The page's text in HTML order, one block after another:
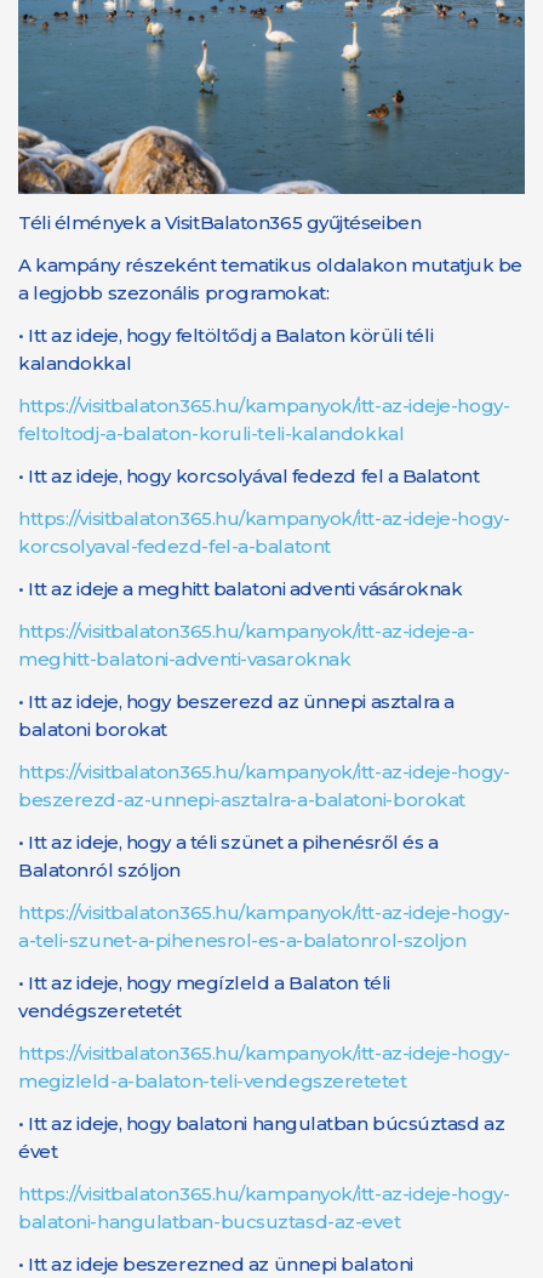
Téli élmények a VisitBalaton365 gyűjtéseiben
A kampány részeként tematikus oldalakon mutatjuk be
a legjobb szezonális programokat:
• Itt az ideje, hogy feltöltődj a Balaton körüli téli
kalandokkal
https://visitbalaton365.hu/kampanyok/itt-az-ideje-hogy-
feltoltodj-a-balaton-koruli-teli-kalandokkal
• Itt az ideje, hogy korcsolyával fedezd fel a Balatont
https://visitbalaton365.hu/kampanyok/itt-az-ideje-hogy-
korcsolyaval-fedezd-fel-a-balatont
• Itt az ideje a meghitt balatoni adventi vásároknak
https://visitbalaton365.hu/kampanyok/itt-az-ideje-a-
meghitt-balatoni-adventi-vasaroknak
• Itt az ideje, hogy beszerezd az ünnepi asztalra a
balatoni borokat
https://visitbalaton365.hu/kampanyok/itt-az-ideje-hogy-
beszerezd-az-unnepi-asztalra-a-balatoni-borokat
• Itt az ideje, hogy a téli szünet a pihenésről és a
Balatonról szóljon
https://visitbalaton365.hu/kampanyok/itt-az-ideje-hogy-
a-teli-szunet-a-pihenesrol-es-a-balatonrol-szoljon
• Itt az ideje, hogy megízleld a Balaton téli
vendégszeretetét
https://visitbalaton365.hu/kampanyok/itt-az-ideje-hogy-
megizleld-a-balaton-teli-vendegszeretetet
• Itt az ideje, hogy balatoni hangulatban búcsúztasd az
évet
https://visitbalaton365.hu/kampanyok/itt-az-ideje-hogy-
balatoni-hangulatban-bucsuztasd-az-evet
• Itt az ideje beszerezned az ünnepi balatoni